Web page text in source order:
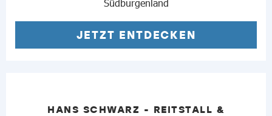
JETZT ENTDECKEN
HANS SCHWARZ - REITSTALL &